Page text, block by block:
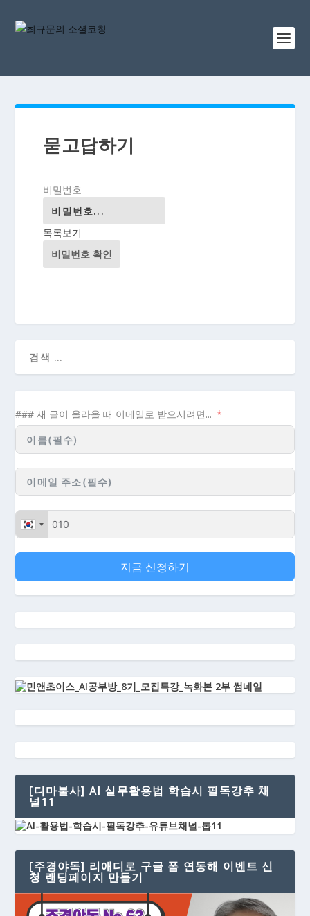
묻고답하기
비밀번호
목록보기
비밀번호 확인
### 새 글이 올라올 때 이메일로 받으시려면...
지금 신청하기
[디마불사] AI 실무활용법 학습시 필독강추 채
널11
[주경야독] 리애디로 구글 폼 연동해 이벤트 신
청 랜딩페이지 만들기